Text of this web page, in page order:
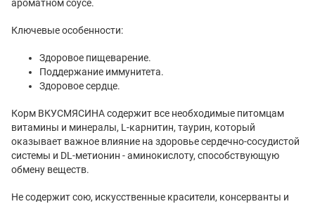
ароматном соусе.
Ключевые особенности:
Здоровое пищеварение.
Поддержание иммунитета.
Здоровое сердце.
Корм ВКУСМЯСИНА содержит все необходимые питомцам
витамины и минералы, L-карнитин, таурин, который
оказывает важное влияние на здоровье сердечно-сосудистой
системы и DL-метионин - аминокислоту, способствующую
обмену веществ.
Не содержит сою, искусственные красители, консерванты и